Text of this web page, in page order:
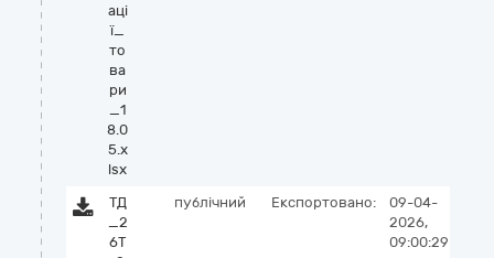
аці
ї_
то
ва
ри
_1
8.0
5.x
lsx
ТД
_2
6Т
публічний Експортовано:
09-04-
2026,
09:00:29